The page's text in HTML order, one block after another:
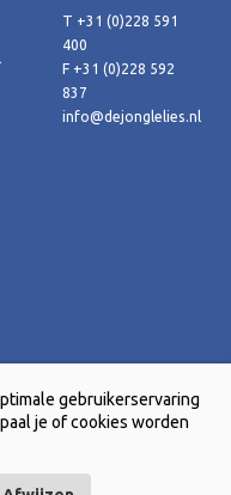
T +31 (0)228 591
400
F +31 (0)228 592
837
info@dejonglelies.nl
gebruikerservaring
je of cookies worden